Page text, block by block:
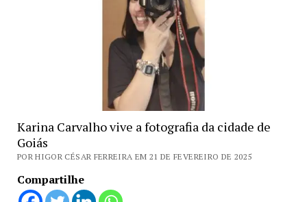
Karina Carvalho vive a fotografia da cidade de
Goiás
POR HIGOR CÉSAR FERREIRA EM 21 DE FEVEREIRO DE 2025
Compartilhe